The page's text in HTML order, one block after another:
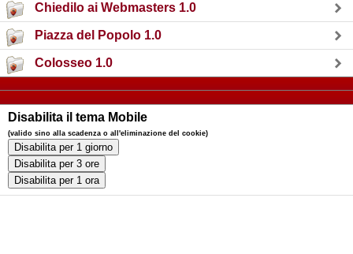
Chiedilo ai Webmasters 1.0
Piazza del Popolo 1.0
Colosseo 1.0
Disabilita il tema Mobile
(valido sino alla scadenza o all'eliminazione del cookie)